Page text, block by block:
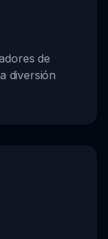
de
diversión